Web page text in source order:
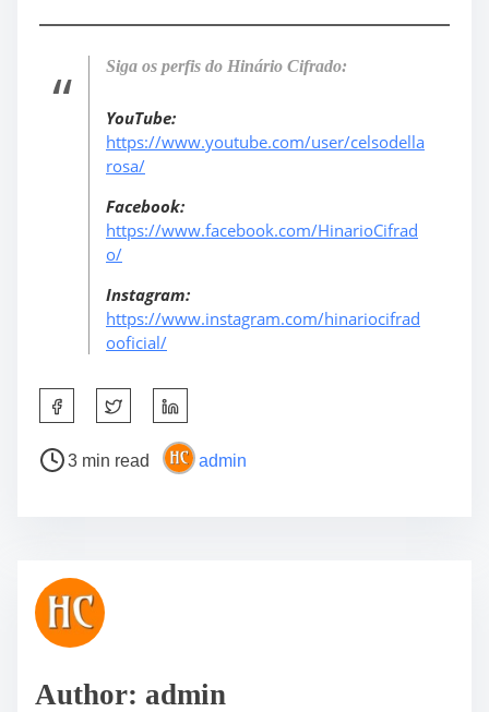
Siga os perfis do Hinário Cifrado:
YouTube:
https://www.youtube.com/user/celsodella
rosa/
Facebook:
https://www.facebook.com/HinarioCifrad
o/
Instagram:
https://www.instagram.com/hinariocifrad
ooficial/
h
a
p
s
P
e
d
i
3 min read admin
Author: admin